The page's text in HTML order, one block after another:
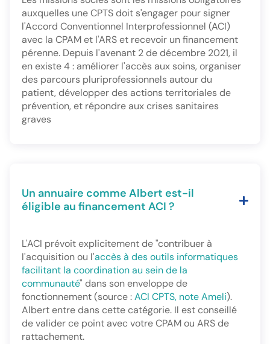
auxquelles une CPTS doit s'engager pour signer
l'Accord Conventionnel Interprofessionnel (ACI)
avec la CPAM et l'ARS et recevoir un financement
pérenne. Depuis l'avenant 2 de décembre 2021, il
en existe 4 : améliorer l'accès aux soins, organiser
des parcours pluriprofessionnels autour du
patient, développer des actions territoriales de
prévention, et répondre aux crises sanitaires
graves
Un annuaire comme Albert est-il
éligible au financement ACI ?
L'ACI prévoit explicitement de "contribuer à
l'acquisition ou l'accès à des outils informatiques
facilitant la coordination au sein de la
communauté" dans son enveloppe de
fonctionnement (source :ACI CPTS, note Ameli).
Albert entre dans cette catégorie. Il est conseillé
de valider ce point avec votre CPAM ou ARS de
rattachement.